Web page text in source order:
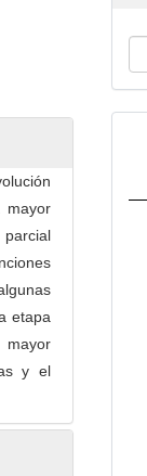
mayor
parcial
etapa
mayor
y el
o